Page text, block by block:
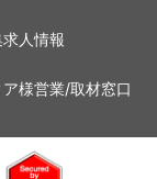
求人情報
ア様営業/取材窓口